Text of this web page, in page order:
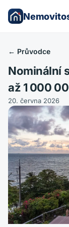
← Průvodce
Nominální
až 1 000
20. června 2026